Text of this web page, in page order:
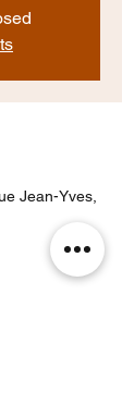
Jean-Yves,